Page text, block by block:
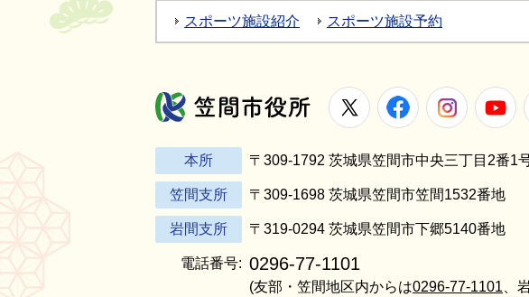
スポーツ施設紹介 スポーツ施設予約
笠間市役所
X FacebookInstagram
本所 〒309-1792 茨城県笠間市中央三丁目2番1
笠間支所 〒309-1698 茨城県笠間市笠間1532番地
岩間支所 〒319-0294 茨城県笠間市下郷5140番地
電話番号: 0296-77-1101
(友部・笠間地区内からは0296-77-1101 、